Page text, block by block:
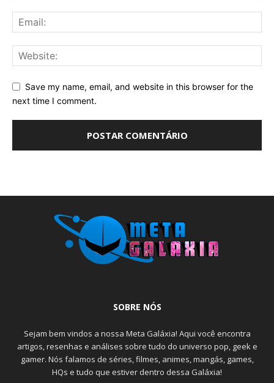
Save my name, email, and website in this browser for the
next time I comment.
SOBRE NÓS
Sejam bem vindos a nossa Meta Galáxia! Aqui você encontra
artigos, resenhas e análises sobre tudo do universo pop, geek e
gamer. Nós falamos de séries, filmes, animes, mangás, games,
HQs e tudo que estiver dentro dessa Galáxia!